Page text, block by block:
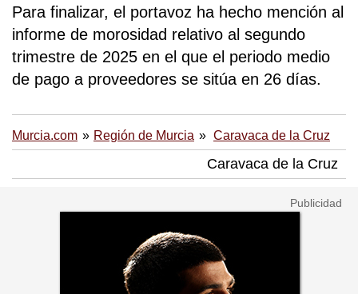
Para finalizar, el portavoz ha hecho mención al
informe de morosidad relativo al segundo
trimestre de 2025 en el que el periodo medio
de pago a proveedores se sitúa en 26 días.
Murcia.com Región de Murcia Caravaca de la Cruz
Caravaca de la Cruz